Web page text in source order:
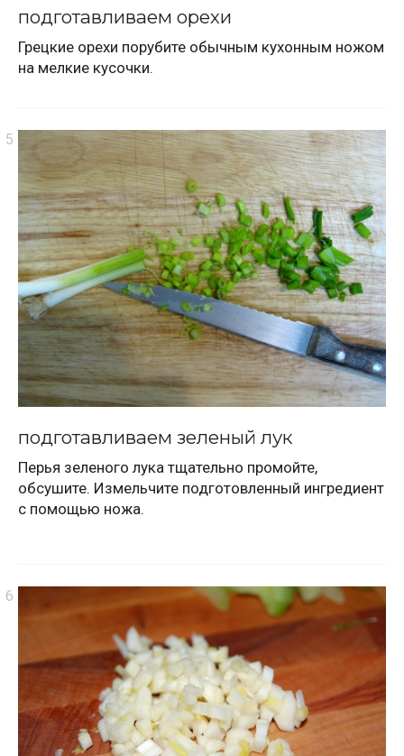
подготавливаем орехи
Грецкие орехи порубите обычным кухонным ножом
на мелкие кусочки.
подготавливаем зеленый лук
Перья зеленого лука тщательно промойте,
обсушите. Измельчите подготовленный ингредиент
с помощью ножа.